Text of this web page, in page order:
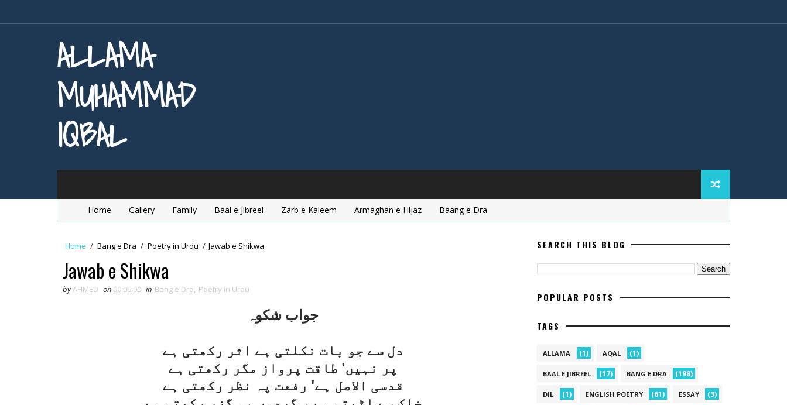
ALLAMA
MUHAMMAD
IQBAL
Home Gallery Family Baal e Jibreel Zarb e Kaleem Armaghan e Hijaz Baang e Dra
Home / Bang e Dra / Poetry in Urdu / Jawab e Shikwa
Jawab e Shikwa
byAHMED on 00:06:00 in Bang e Dra, Poetry in Urdu
جواب شکوہ
دل سے جو بات نکلتی ہے اثر رکھتی ہے
پر نہيں' طاقت پرواز مگر رکھتی ہے
قدسی الاصل ہے' رفعت پہ نظر رکھتی ہے
SEARCH THIS BLOG
POPULAR POSTS
TAGS
ALLAMA (1) AQAL (1)
BAAL E JIBREEL (17) BANG E DRA (198)
DIL (1) ENGLISH POETRY (61) ESSAY (3)